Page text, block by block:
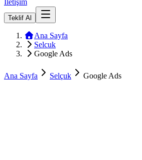
İletişim
Teklif Al
Ana Sayfa
Selcuk
Google Ads
Ana Sayfa Selçuk Google Ads